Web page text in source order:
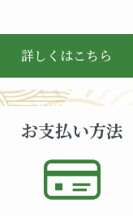
詳しくはこちら
お支払い方法